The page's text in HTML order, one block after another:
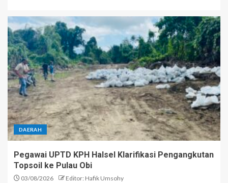
DAERAH
Pegawai UPTD KPH Halsel Klarifikasi Pengangkutan
Topsoil ke Pulau Obi
03/08/2026 Editor: Hafik Umsohy